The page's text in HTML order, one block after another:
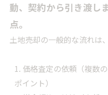
動、契約から引き渡し
点。
土地売却の一般的な流れは
価格査定の依頼（複数
ポイント）